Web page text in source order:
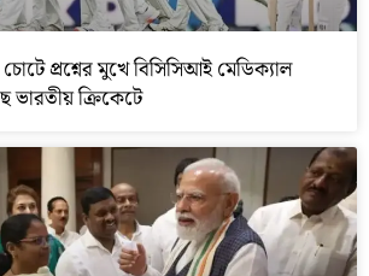
প্রশ্নের মুখে বিসিসিআই মেডিক্যাল
ভারতীয় ক্রিকেটে